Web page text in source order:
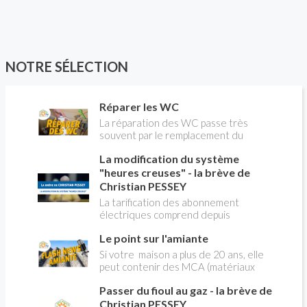
NOTRE SÉLECTION
Réparer les WC
La réparation des WC passe très
souvent par le remplacement du
expliquer
La modification du système
"heures creuses" - la brève de
Christian PESSEY
La tarification des abonnement
électriques comprend depuis
pleines, heures creuses. Aujourd'hui
Christian PESSEY vous explique tout
ce qu'il faut savoir sur la nouvelle
modification du système "heures
creuses" qui concerne près de 15
millions de Français !
Le point sur l'amiante
Si votre maison a plus de 20 ans, elle
peut contenir des MCA (matériaux
panique, on fait le point dans notre
flash news n°3 spéciale Amiante et
Passer du fioul au gaz - la brève de
Christian PESSEY